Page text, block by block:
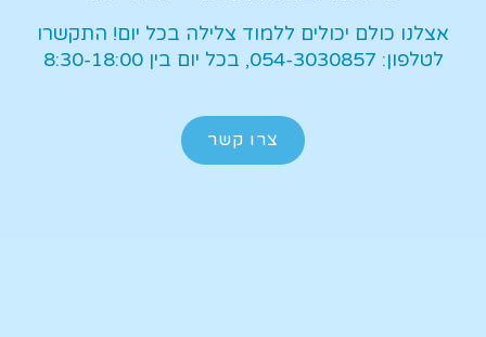
אצלנו כולם יכולים ללמוד צלילה בכל יום! התקשרו
לטלפון: 054-3030857, בכל יום בין 8:30-18:00
צרו קשר